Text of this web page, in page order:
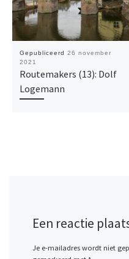
Gepubliceerd 26 november
2021
Routemakers (13): Dolf
Logemann
Een reactie
Je e-mailadres wordt niet